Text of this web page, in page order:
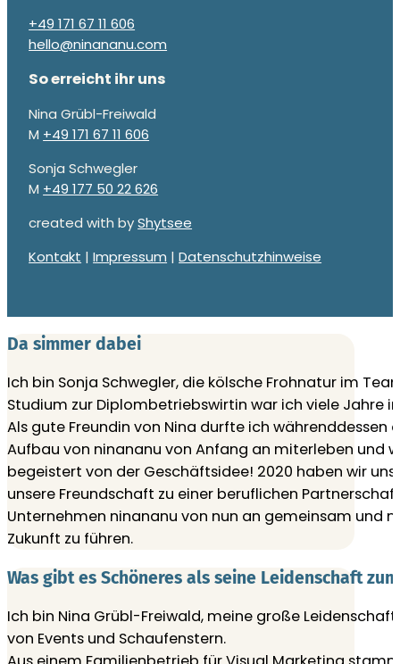
+49 171 67 11 606
hello@ninananu.com
So erreicht ihr uns
Nina Grübl-Freiwald
M +49 171 67 11 606
Sonja Schwegler
M +49 177 50 22 626
created withbyShytsee
Kontakt |Impressum |Datenschutzhinweise
Da simmer dabei
Ich bin Sonja Schwegler, die kölsche Frohnatur im
Studium zur Diplombetriebswirtin war ich viele Jahre
Als gute Freundin von Nina durfte ich währenddessen
Aufbau von ninananu von Anfang an miterleben und
begeistert von der Geschäftsidee! 2020 haben wir
unsere Freundschaft zu einer beruflichen
Unternehmen ninananu von nun an gemeinsam und
Zukunft zu führen.
Was gibt es Schöneres als seine Leidenschaft
Ich bin Nina Grübl-Freiwald, meine große
von Events und Schaufenstern.